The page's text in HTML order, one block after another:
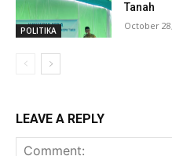
POLITIKA
Tanah
October
LEAVE A REPLY